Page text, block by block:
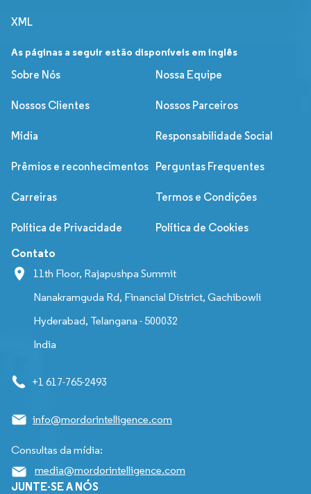
XML
As páginas a seguir estão disponíveis em inglês
Sobre Nós
Nossa Equipe
Nossos Clientes Nossos Parceiros
Mídia Responsabilidade Social
Prêmios e reconhecimentos Perguntas Frequentes
Carreiras Termos e Condições
Política de Privacidade Política de Cookies
Contato
11th Floor, Rajapushpa Summit
Nanakramguda Rd, Financial District, Gachibowli
Hyderabad, Telangana - 500032
India
+1 617-765-2493
info@mordorintelligence.com
Consultas da mídia:
media@mordorintelligence.com
JUNTE-SE A NÓS